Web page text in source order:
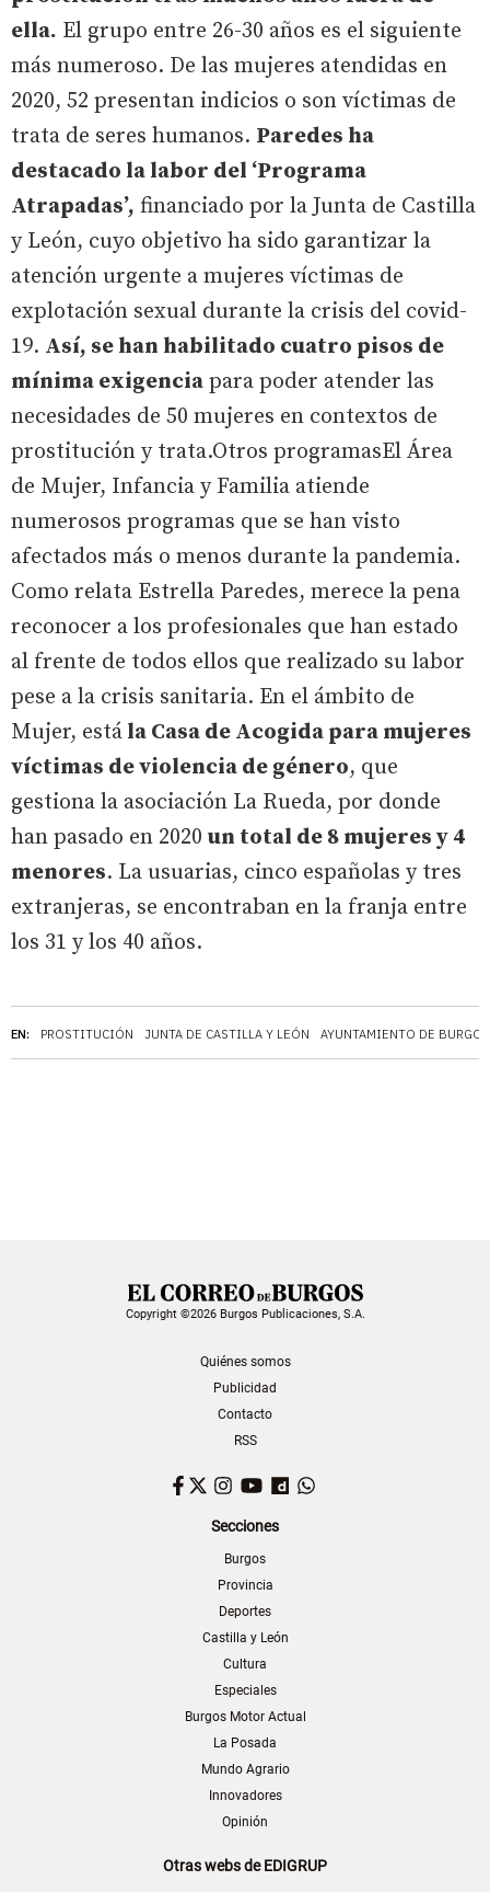
EN: PROSTITUCIÓN JUNTA DE CASTILLA Y LEÓN AYUNTAMIENTO DE BURGOS
ella. El grupo entre 26-30 años es el siguiente
más numeroso. De las mujeres atendidas en
2020, 52 presentan indicios o son víctimas de
trata de seres humanos. Paredes ha
destacado la labor del ‘Programa
Atrapadas’, financiado por la Junta de Castilla
y León, cuyo objetivo ha sido garantizar la
atención urgente a mujeres víctimas de
explotación sexual durante la crisis del covid-
19. Así, se han habilitado cuatro pisos de
mínima exigencia para poder atender las
necesidades de 50 mujeres en contextos de
prostitución y trata.Otros programasEl Área
de Mujer, Infancia y Familia atiende
numerosos programas que se han visto
afectados más o menos durante la pandemia.
Como relata Estrella Paredes, merece la pena
reconocer a los profesionales que han estado
al frente de todos ellos que realizado su labor
pese a la crisis sanitaria. En el ámbito de
Mujer, está la Casa de Acogida para mujeres
víctimas de violencia de género, que
gestiona la asociación La Rueda, por donde
han pasado en 2020 un total de 8 mujeres y 4
menores. La usuarias, cinco españolas y tres
extranjeras, se encontraban en la franja entre
los 31 y los 40 años.
Copyright ©2026 Burgos Publicaciones, S.A.
Quiénes somos
Publicidad
Contacto
RSS
Facebook
TwitterInstagram
YouTubeDailymotion
Secciones
Burgos
Provincia
Deportes
Castilla y León
Cultura
Especiales
Burgos Motor Actual
La Posada
Mundo Agrario
Innovadores
Opinión
Otras webs de EDIGRUP